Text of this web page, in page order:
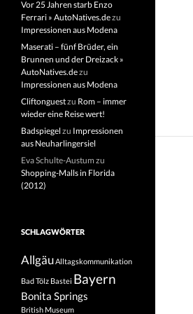
Vor 25 Jahren starb Enzo
Ferrari » AutoNatives.dezu
Impressionen aus Modena
Maserati – fünf Brüder, ein
Brunnen und der Dreizack »
AutoNatives.dezu
Impressionen aus Modena
Cliftonguestzu Rom – immer
wieder eine Reise wert!
Badspiegel zu Impressionen
aus Neuharlingersiel
Eva Schulte-Austum zu
Shopping-Malls in Florida
(2012)
SCHLAGWÖRTER
AllgäuAlltagskommunikation
Bad Tölz Bastei Bayern
Bonita Springs
British Museum